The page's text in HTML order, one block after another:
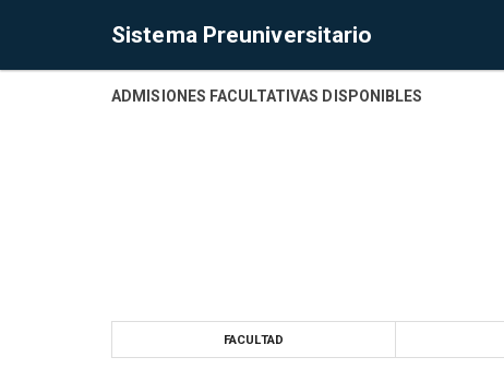
Sistema Preuniversitario
ADMISIONES FACULTATIVAS DISPONIBLES
FACULTAD